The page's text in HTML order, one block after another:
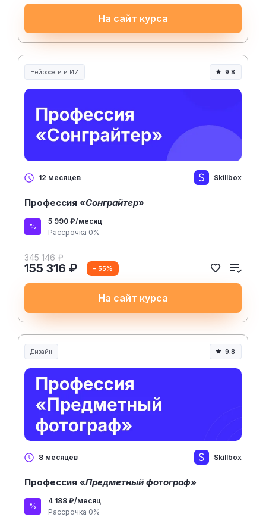
На сайт курса
Нейросети и ИИ
Нейросети и искусственный интеллект
9.8
12 месяцев Skillbox
Профессия «Сонграйтер»
5 990 ₽/месяц
Рассрочка 0%
345 146 ₽
155 316 ₽ - 55%
На сайт курса
Дизайн 9.8
8 месяцев Skillbox
Профессия «Предметный фотограф»
4 188 ₽/месяц
Рассрочка 0%